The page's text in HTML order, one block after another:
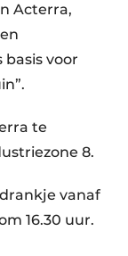
Acterra,
basis voor
te
8.
vanaf
16.30 uur.